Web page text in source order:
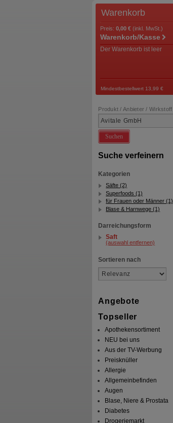
Warenkorb
Preis: 0,00 € (inkl. MwSt.)
Warenkorb/Kasse
Der Warenkorb ist leer
Mindestbestellwert 13,99 €
Produkt / Anbieter / Wirkstoff
Suchen
Suche verfeinern
Kategorien
Säfte (2)
Superfoods (1)
für Frauen oder Männer (1)
Blase & Harnwege (1)
Darreichungsform
Saft
(auswahl entfernen)
Sortieren nach
Angebote
Topseller
Apothekensortiment
NEU bei uns
Aus der TV-Werbung
Preisknüller
Allergie
Allgemeinbefinden
Augen
Blase, Niere & Prostata
Diabetes
Drogeriemarkt